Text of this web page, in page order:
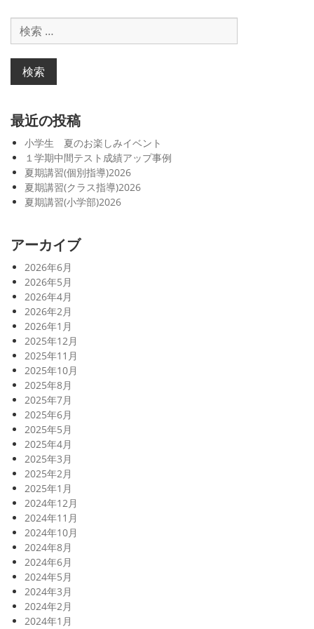
ー
シ
ョ
ン
最近の投稿
小学生 夏のお楽しみイベント
１学期中間テスト成績アップ事例
夏期講習(個別指導)2026
夏期講習(クラス指導)2026
夏期講習(小学部)2026
アーカイブ
2026年6月
2026年5月
2026年4月
2026年2月
2026年1月
2025年12月
2025年11月
2025年10月
2025年8月
2025年7月
2025年6月
2025年5月
2025年4月
2025年3月
2025年2月
2025年1月
2024年12月
2024年11月
2024年10月
2024年8月
2024年6月
2024年5月
2024年3月
2024年2月
2024年1月